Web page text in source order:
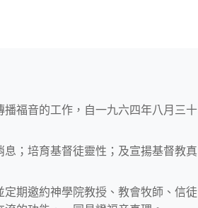
福音的工作，自一九六四年八月三十
息；培育基督徒靈性；及宣揚基督教真
期邀約神學院教授、教會牧師、信徒